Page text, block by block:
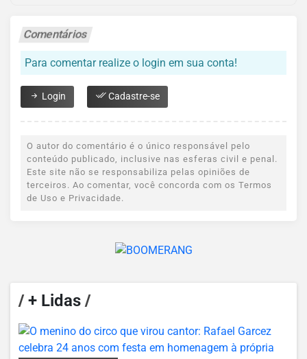
Comentários
Para comentar realize o login em sua conta!
Login Cadastre-se
O autor do comentário é o único responsável pelo
conteúdo publicado, inclusive nas esferas civil e penal.
Este site não se responsabiliza pelas opiniões de
terceiros. Ao comentar, você concorda com os Termos
de Uso e Privacidade.
/+ Lidas /